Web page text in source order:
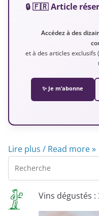
🔒 🇫🇷 Article
Accédez à des
et à des articles exclusifs
✨ Je m’abonne
Lire plus / Read more »
Vins dégustés :